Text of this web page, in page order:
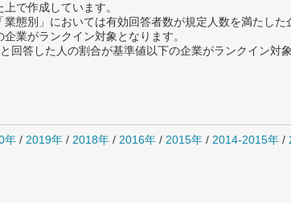
で作成しています。
態別」においては有効回答者数が規定人数を満たし
業がランクイン対象となります。
答した人の割合が基準値以下の企業がランクイン対象
年 / 2019年 / 2018年 / 2016年 / 2015年 / 2014-2015年 /